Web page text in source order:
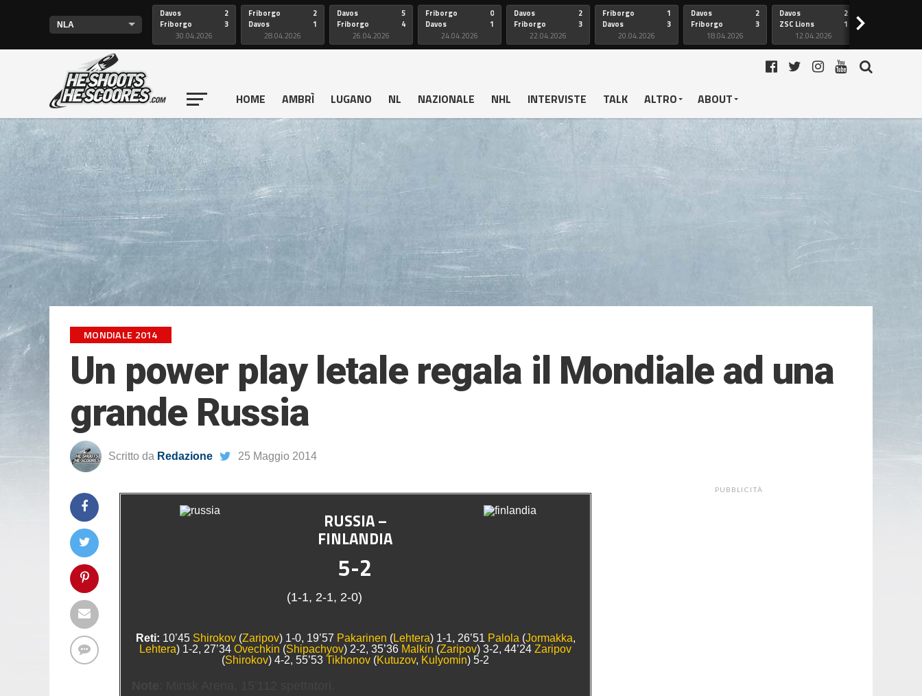
Davos
Friborgo
2
3
30.04.2026
Friborgo
Davos
2
1
28.04.2026
Davos
Friborgo
5
4
26.04.2026
Friborgo
Davos
0
1
24.04.2026
Davos
Friborgo
2
3
22.04.2026
Friborgo
Davos
1
3
20.04.2026
Davos
Friborgo
2
3
18.04.2026
Davos
ZSC Lions
2
1
12.04.2026
>
HOME AMBRÌ LUGANO NL NAZIONALE NHL INTERVISTE TALK ALTRO ABOUT
MONDIALE 2014
Un power play letale regala il Mondiale ad una
grande Russia
Scritto da Redazione 25 Maggio 2014
RUSSIA –
FINLANDIA
5-2
(1-1, 2-1, 2-0)
Reti: 10’45 Shirokov(Zaripov) 1-0, 19’57 Pakarinen (Lehtera) 1-1, 26’51 Palola (Jormakka,
Lehtera) 1-2, 27’34 Ovechkin (Shipachyov) 2-2, 35’36 Malkin (Zaripov) 3-2, 44’24 Zaripov
(Shirokov) 4-2, 55’53 Tikhonov (Kutuzov, Kulyomin) 5-2
PUBBLICITÀ